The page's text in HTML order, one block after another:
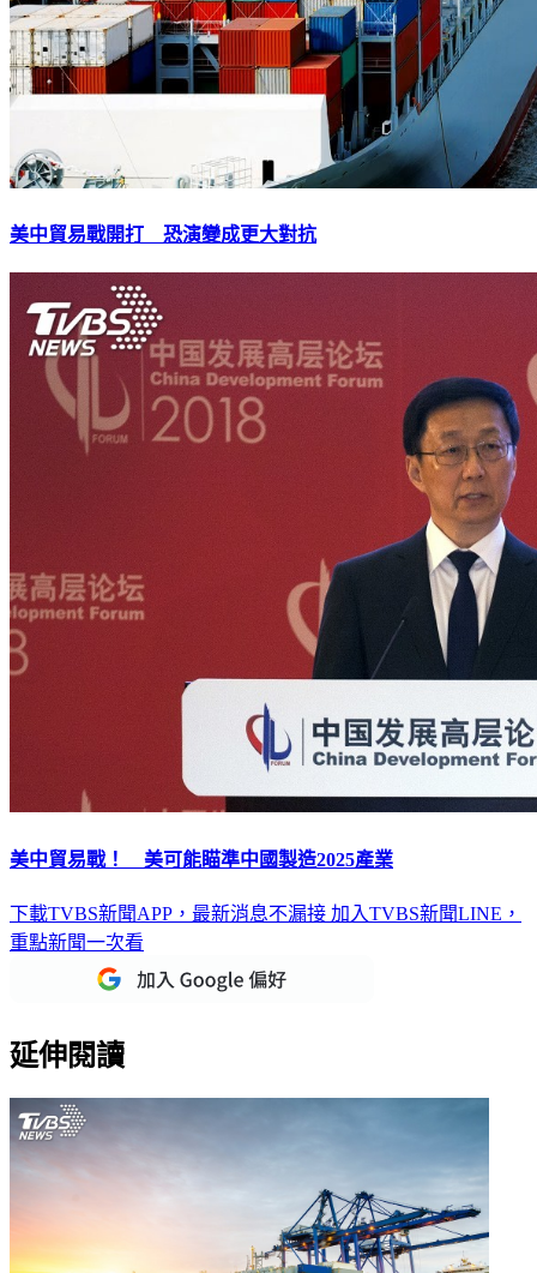
美中貿易戰開打 恐演變成更大對抗
美中貿易戰！ 美可能瞄準中國製造2025產業
下載TVBS新聞APP，最新消息不漏接 加入TVBS新聞LINE，
重點新聞一次看
延伸閱讀